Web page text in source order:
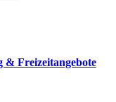
Freizeitangebote